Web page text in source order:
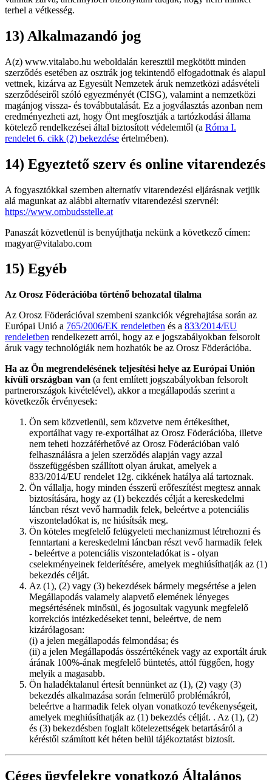
terhel a vétkesség.
13) Alkalmazandó jog
A(z) www.vitalabo.hu weboldalán keresztül megkötött minden
szerződés esetében az osztrák jog tekintendő elfogadottnak és alapul
vettnek, kizárva az Egyesült Nemzetek áruk nemzetközi adásvételi
szerződéseiről szóló egyezményét (CISG), valamint a nemzetközi
magánjog vissza- és továbbutalását. Ez a jogválasztás azonban nem
eredményezheti azt, hogy Önt megfosztják a tartózkodási állama
kötelező rendelkezései által biztosított védelemtől (a Róma I.
rendelet 6. cikk (2) bekezdése értelmében).
14) Egyeztető szerv és online vitarendezés
A fogyasztókkal szemben alternatív vitarendezési eljárásnak vetjük
alá magunkat az alábbi alternatív vitarendezési szervnél:
https://www.ombudsstelle.at
Panaszát közvetlenül is benyújthatja nekünk a következő címen:
magyar@vitalabo.com
15) Egyéb
Az Orosz Föderációba történő behozatal tilalma
Az Orosz Föderációval szembeni szankciók végrehajtása során az
Európai Unió a 765/2006/EK rendeletben és a 833/2014/EU
rendeletben rendelkezett arról, hogy az e jogszabályokban felsorolt
áruk vagy technológiák nem hozhatók be az Orosz Föderációba.
Ha az Ön megrendelésének teljesítési helye az Európai Unión
kívüli országban van (a fent említett jogszabályokban felsorolt
partnerországok kivételével), akkor a megállapodás szerint a
következők érvényesek:
Ön sem közvetlenül, sem közvetve nem értékesíthet,
exportálhat vagy re-exportálhat az Orosz Föderációba, illetve
nem teheti hozzáférhetővé az Orosz Föderációban való
felhasználásra a jelen szerződés alapján vagy azzal
összefüggésben szállított olyan árukat, amelyek a
833/2014/EU rendelet 12g. cikkének hatálya alá tartoznak.
Ön vállalja, hogy minden ésszerű erőfeszítést megtesz annak
biztosítására, hogy az (1) bekezdés célját a kereskedelmi
láncban részt vevő harmadik felek, beleértve a potenciális
viszonteladókat is, ne hiúsítsák meg.
Ön köteles megfelelő felügyeleti mechanizmust létrehozni és
fenntartani a kereskedelmi láncban részt vevő harmadik felek
- beleértve a potenciális viszonteladókat is - olyan
cselekményeinek felderítésére, amelyek meghiúsíthatják az (1)
bekezdés célját.
Az (1), (2) vagy (3) bekezdések bármely megsértése a jelen
Megállapodás valamely alapvető elemének lényeges
megsértésének minősül, és jogosultak vagyunk megfelelő
korrekciós intézkedéseket tenni, beleértve, de nem
kizárólagosan:
(i) a jelen megállapodás felmondása; és
(ii) a jelen Megállapodás összértékének vagy az exportált áruk
árának 100%-ának megfelelő büntetés, attól függően, hogy
melyik a magasabb.
Ön haladéktalanul értesít bennünket az (1), (2) vagy (3)
bekezdés alkalmazása során felmerülő problémákról,
beleértve a harmadik felek olyan vonatkozó tevékenységeit,
amelyek meghiúsíthatják az (1) bekezdés célját. . Az (1), (2)
és (3) bekezdésben foglalt kötelezettségek betartásáról a
kéréstől számított két héten belül tájékoztatást biztosít.
Céges ügyfelekre vonatkozó Általános